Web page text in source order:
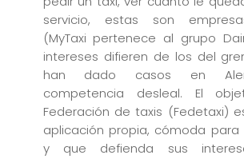
servicio, estas son
(MyTaxi pertenece al grupo
intereses difieren de los del
han dado casos en
competencia desleal. El
Federación de taxis (Fedetaxi)
aplicación propia, cómoda para
y que defienda sus